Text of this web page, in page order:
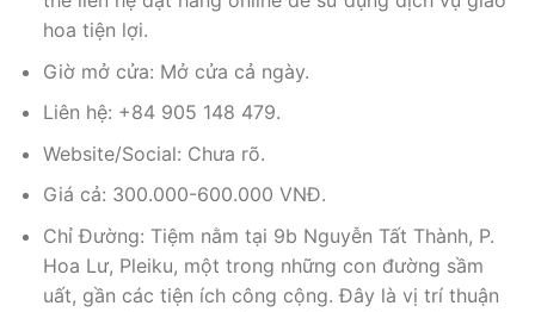
hoa tiện lợi.
Giờ mở cửa: Mở cửa cả ngày.
Liên hệ: +84 905 148 479.
Website/Social: Chưa rõ.
Giá cả: 300.000-600.000 VNĐ.
Chỉ Đường: Tiệm nằm tại 9b Nguyễn Tất Thành, P.
Hoa Lư, Pleiku, một trong những con đường sầm
uất, gần các tiện ích công cộng. Đây là vị trí thuận